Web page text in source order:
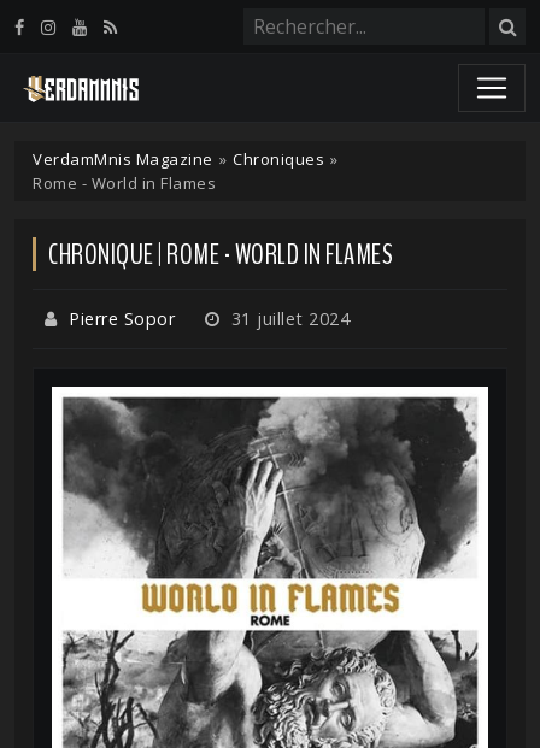
VerdamMnis Magazine » Chroniques »
Rome - World in Flames
CHRONIQUE | ROME - WORLD IN FLAMES
Pierre Sopor 31 juillet 2024
Panneau de gestion des cookies